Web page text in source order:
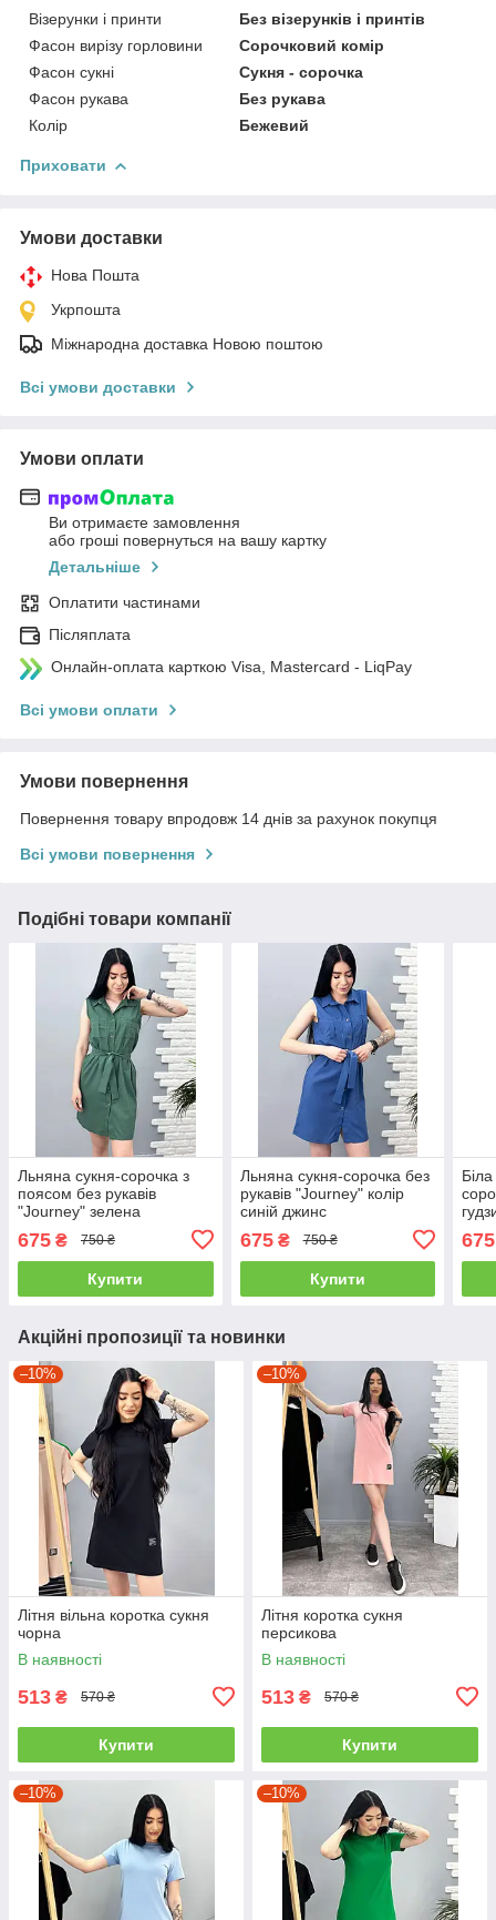
Візерунки і принти
Без візерунків і принтів
Фасон вирізу горловини
Сорочковий комір
Фасон сукні
Сукня - сорочка
Фасон рукава
Без рукава
Колір
Бежевий
Приховати
Умови доставки
Нова Пошта
Укрпошта
Міжнародна доставка Новою поштою
Всі умови доставки
Умови оплати
Ви отримаєте замовлення
або гроші повернуться на вашу картку
Детальніше
Оплатити частинами
Післяплата
Онлайн-оплата карткою Visa, Mastercard - LiqPay
Всі умови оплати
Умови повернення
Повернення товару впродовж 14 днів за рахунок покупця
Всі умови повернення
Подібні товари компанії
Льняна сукня-сорочка з
поясом без рукавів
"Journey" зелена
675 ₴ 750 ₴
Купити
Льняна сукня-сорочка без
рукавів "Journey" колір
синій джинс
675₴ 750 ₴
Купити
675
Акційні пропозиції та новинки
–10%
Літня вільна коротка сукня
чорна
В наявності
513 ₴ 570 ₴
Купити
–10%
Літня коротка сукня
персикова
В наявності
513 ₴ 570 ₴
Купити
–10% –10%